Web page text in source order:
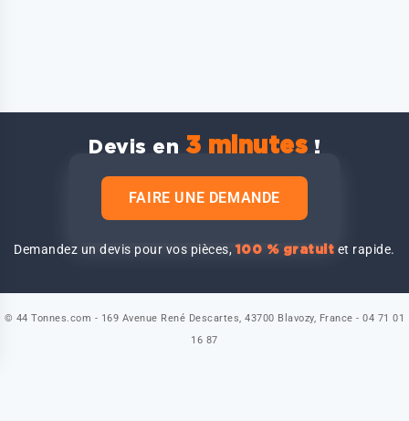
Devis en 3 minutes !
FAIRE UNE DEMANDE
Demandez un devis pour vos pièces,100 % gratuit et rapide.
© 44 Tonnes.com - 169 Avenue René Descartes, 43700 Blavozy, France - 04 71 01
16 87